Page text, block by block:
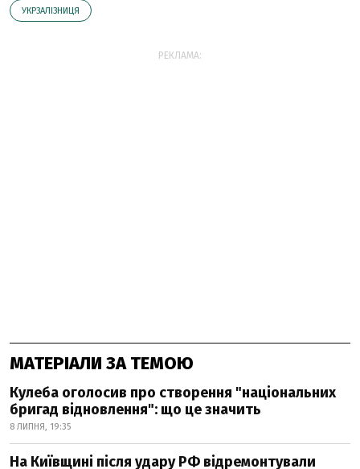
УКРЗАЛІЗНИЦЯ
РЕКЛАМА:
МАТЕРІАЛИ ЗА ТЕМОЮ
Кулеба оголосив про створення "національних
бригад відновлення": що це значить
8 ЛИПНЯ, 19:35
На Київщині після удару РФ відремонтували